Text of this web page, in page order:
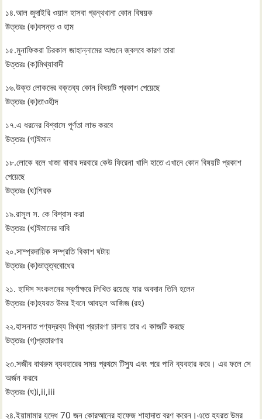
১৪.আল জুদাইরি ওয়াল হাসবা গ্রন্থখানা কোন বিষয়ক
উত্তরঃ (ক)বসন্ত ও হাম
১৫.মুনাফিকরা চিরকাল জাহান্নামের আগুনে জ্বলবে কারণ তারা
উত্তরঃ (ক)মিথ্যাবাদী
১৬.উক্ত লোকদের বক্তব্য কোন বিষয়টি প্রকাশ পেয়েছে
উত্তরঃ (ক)তাওহীদ
১৭.এ ধরনের বিশ্বাসে পূর্ণতা লাভ করবে
উত্তরঃ (গ)ঈমান
১৮.লোকে বলে খাজা বাবার দরবারে কেউ ফিরেনা খালি হাতে এখানে কোন বিষয়টি প্রকাশ
পেয়েছে
উত্তরঃ (ঘ)শিরক
১৯.রাসূল স. কে বিশ্বাস করা
উত্তরঃ (খ)ঈমানের দাবি
২০.সাম্প্রদায়িক সম্প্রতি বিকাশ ঘটায়
উত্তরঃ (ক)ভাতৃত্ববোধের
২১. হাদিস সংকলনের স্বর্ণাক্ষরে লিখিত রয়েছে যার অবদান তিনি হলেন
উত্তরঃ (ক)হযরত উমর ইবনে আবদুল আজিজ (রহ)
২২.হাসনাত পণ্যদ্রব্য মিথ্যা প্রচারণা চালায় তার এ কাজটি করছে
উত্তরঃ (গ)প্রতারণার
২৩.সজীব বাথরুম ব্যবহারের সময় প্রথমে টিস্যু এবং পরে পানি ব্যবহার করে। এর ফলে সে
অর্জন করবে
উত্তরঃ (ঘ)i,ii,iii
২৪.ইয়ামামার যুদ্ধে 70 জন কোরআনের হাফেজ শাহাদাত বরণ করেন।এতে হযরত উমর